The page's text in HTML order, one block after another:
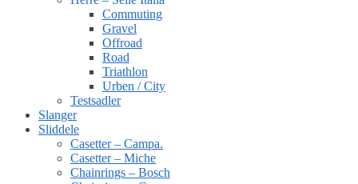
Commuting
Gravel
Offroad
Road
Triathlon
Urben / City
Testsadler
Slanger
Sliddele
Casetter – Campa.
Casetter – Miche
Chainrings – Bosch